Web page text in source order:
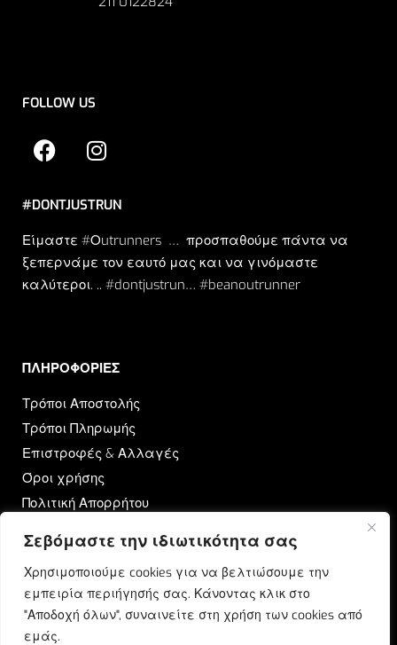
Σεβόμαστε την ιδιωτικότητα σας
Χρησιμοποιούμε cookies για να βελτιώσουμε την
εμπειρία περιήγησής σας. Κάνοντας κλικ στο
"Αποδοχή όλων", συναινείτε στη χρήση των cookies από
εμάς.
FOLLOW US
#DONTJUSTRUN
Είμαστε #Οutrunners … προσπαθούμε πάντα να
ξεπερνάμε τον εαυτό μας και να γινόμαστε
καλύτεροι. .. #dontjustrun… #beanoutrunner
ΠΛΗΡΟΦΟΡΙΕΣ​
Τρόποι Αποστολής
Τρόποι Πληρωμής
Επιστροφές & Αλλαγές
Όροι χρήσης
Πολιτική Απορρήτου
OUTRUN
Ποιοι Είμαστε
Επικοινωνία
Blog